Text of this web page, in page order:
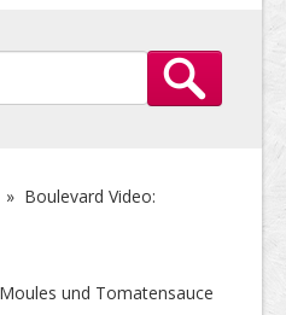
» Boulevard Video:
und Tomatensauce